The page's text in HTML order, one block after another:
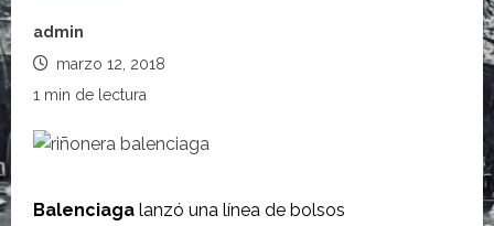
admin
marzo 12, 2018
1 min de lectura
Balenciaga lanzó una línea de bolsos